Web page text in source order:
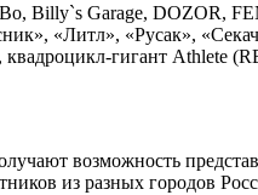
Billy`s Garage, DOZOR,
«Литл», «Русак»,
гигант Athlete
возможность
из разных городов